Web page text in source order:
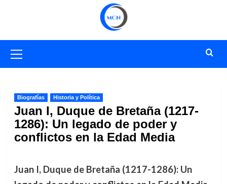
primario
Biografías Historia y Política
Juan I, Duque de Bretaña (1217-
1286): Un legado de poder y
conflictos en la Edad Media
Juan I, Duque de Bretaña (1217-1286): Un